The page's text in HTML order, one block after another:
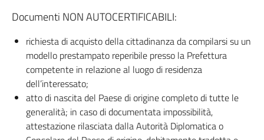
Documenti NON AUTOCERTIFICABILI:
richiesta di acquisto della cittadinanza da compilarsi su un
modello prestampato reperibile presso la Prefettura
competente in relazione al luogo di residenza
dell’interessato;
atto di nascita del Paese di origine completo di tutte le
generalità; in caso di documentata impossibilità,
attestazione rilasciata dalla Autorità Diplomatica o